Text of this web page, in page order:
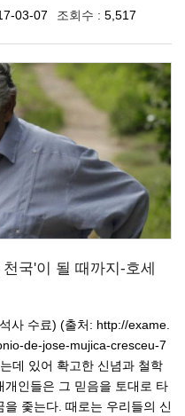
03-07 조회수 : 5,517
국'이 될 때까지-호세
사 수료) (출처: http://exame.
de-jose-mujica-cresceu-7
데 있어 확고한 신념과 철학
인들은 그 믿음을 토대로 타
좇는다. 때로는 우리들의 신